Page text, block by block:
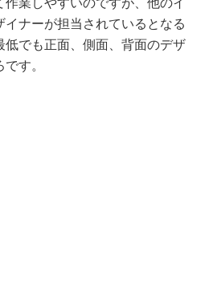
ナーが担当されているとなる
低でも正面、側面、背面のデザ
す。